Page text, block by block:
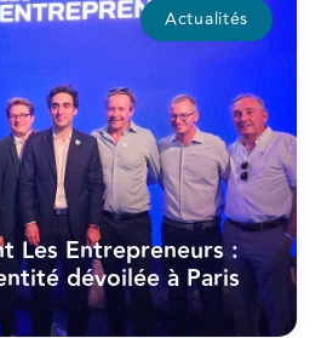
Actualités
Les Entrepreneurs :
dévoilée à Paris